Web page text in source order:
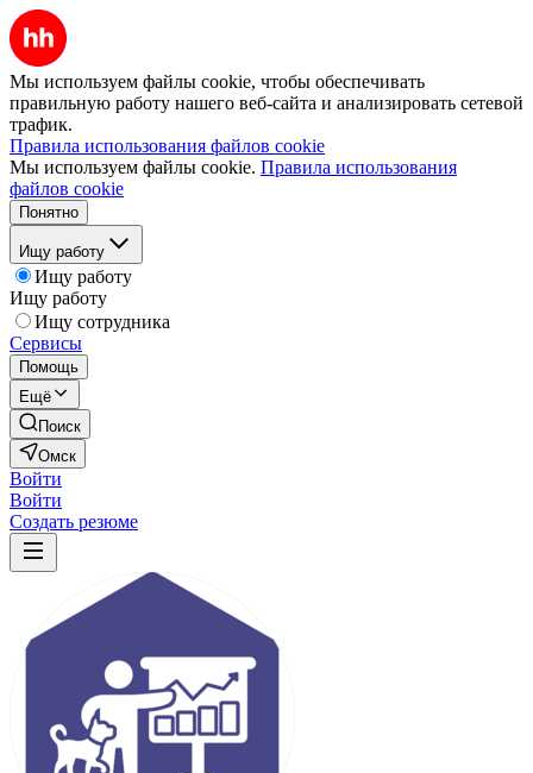
Мы используем файлы cookie, чтобы обеспечивать
правильную работу нашего веб-сайта и анализировать сетевой
трафик.
Правила использования файлов cookie
Мы используем файлы cookie. Правила использования
файлов cookie
Понятно
Ищу работу
Ищу работу
Ищу работу
Ищу сотрудника
Сервисы
Помощь
Ещё
Поиск
Омск
Войти
Войти
Создать резюме